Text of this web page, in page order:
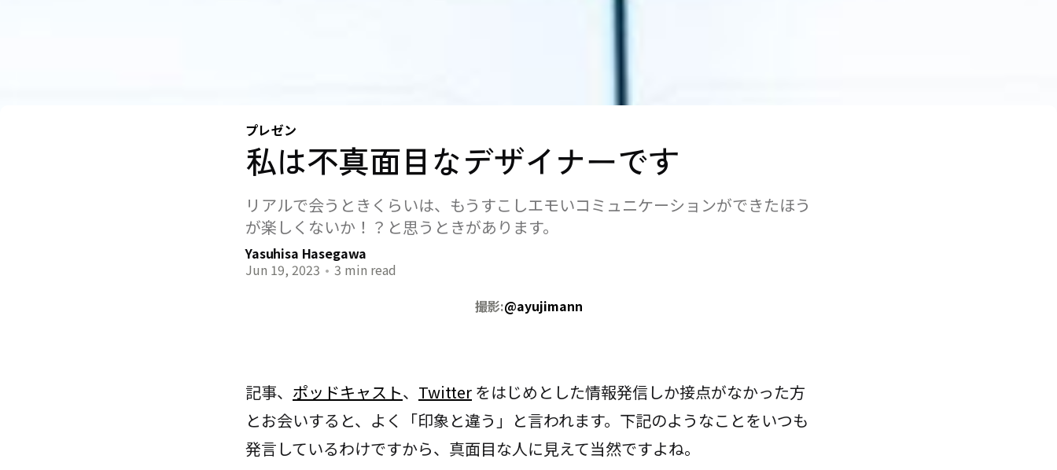
プレゼン
私は不真面目なデザイナーです
リアルで会うときくらいは、もうすこしエモいコミュニケーションができたほう
が楽しくないか！？と思うときがあります。
Yasuhisa Hasegawa
Jun 19, 2023 • 3 min read
撮影:@ayujimann
記事、 ポッドキャスト、 Twitter をはじめとした情報発信しか接点がなかった方
とお会いすると、よく「印象と違う」と言われます。下記のようなことをいつも
発言しているわけですから、真面目な人に見えて当然ですよね。